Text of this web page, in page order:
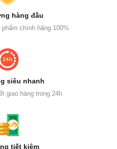
hàng đầu
chính hãng 100%
siêu nhanh
giao hàng trong 24h
tiết kiệm